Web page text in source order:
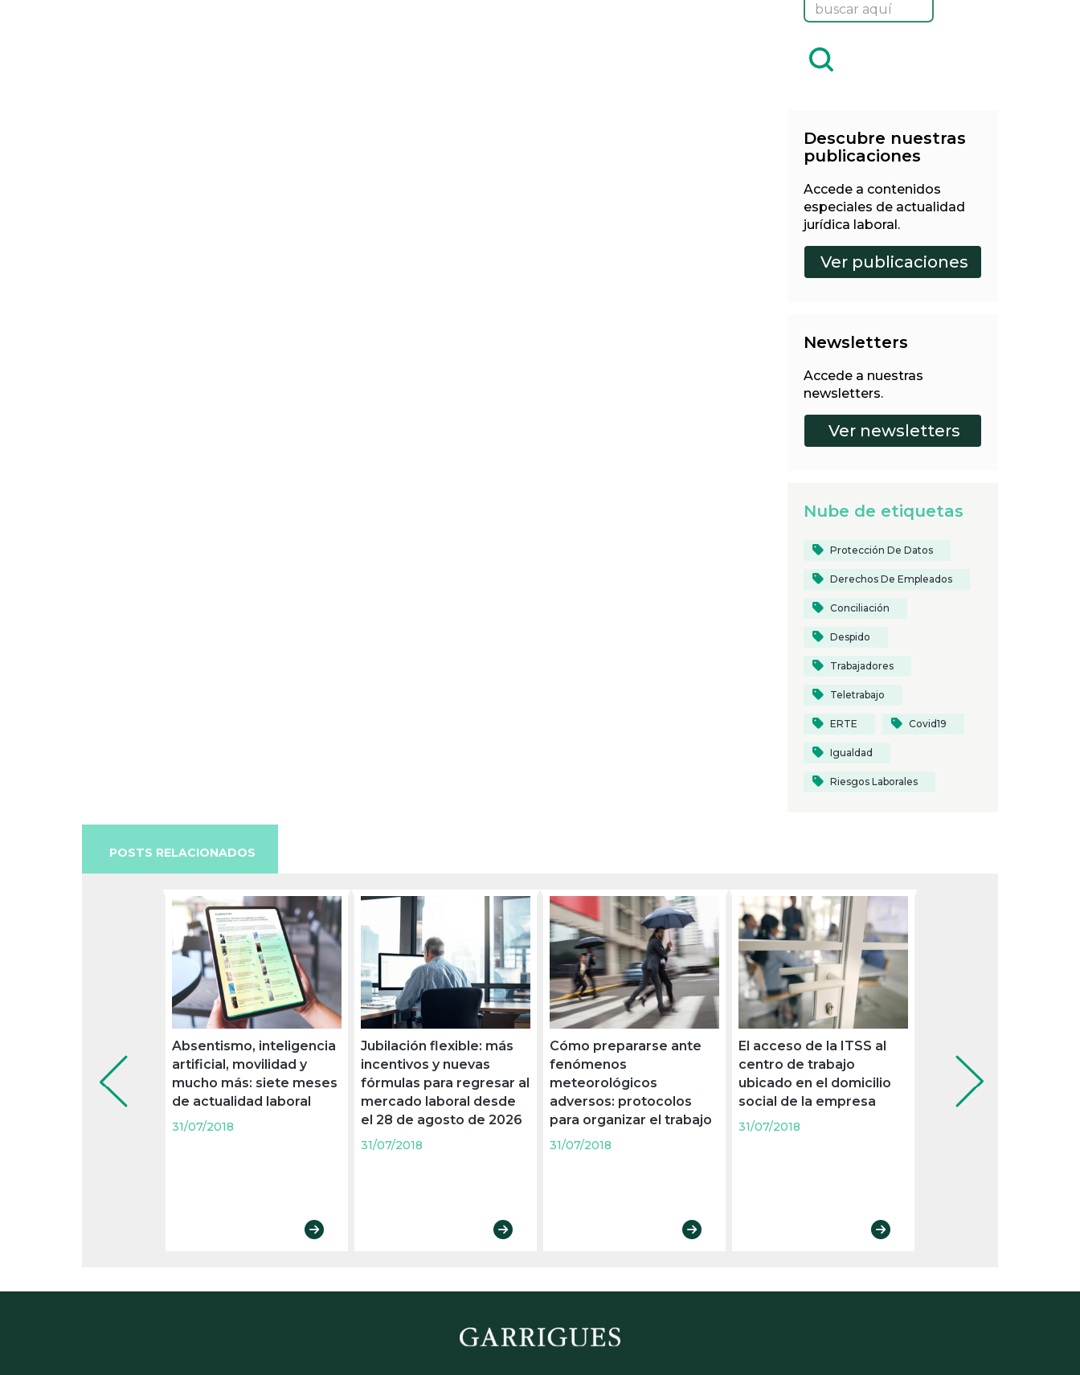
Descubre nuestras
publicaciones
Accede a contenidos
especiales de actualidad
jurídica laboral.
Newsletters
Accede a nuestras
newsletters.
Nube de etiquetas
Protección De Datos
Derechos De Empleados
Conciliación
Despido
Trabajadores
Teletrabajo
ERTE Covid19
Igualdad
Riesgos Laborales
POSTS RELACIONADOS
Absentismo, inteligencia
artificial, movilidad y
mucho más: siete meses
de actualidad laboral
31/07/2018
Jubilación flexible: más
incentivos y nuevas
fórmulas para regresar al
mercado laboral desde
el 28 de agosto de 2026
31/07/2018
Cómo prepararse ante
fenómenos
meteorológicos
adversos: protocolos
para organizar el trabajo
31/07/2018
El acceso de la ITSS al
centro de trabajo
ubicado en el domicilio
social de la empresa
31/07/2018
tiene que adaptar el
puesto ante una
incapacidad